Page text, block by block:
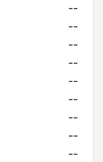
--
--
--
--
--
--
--
--
--